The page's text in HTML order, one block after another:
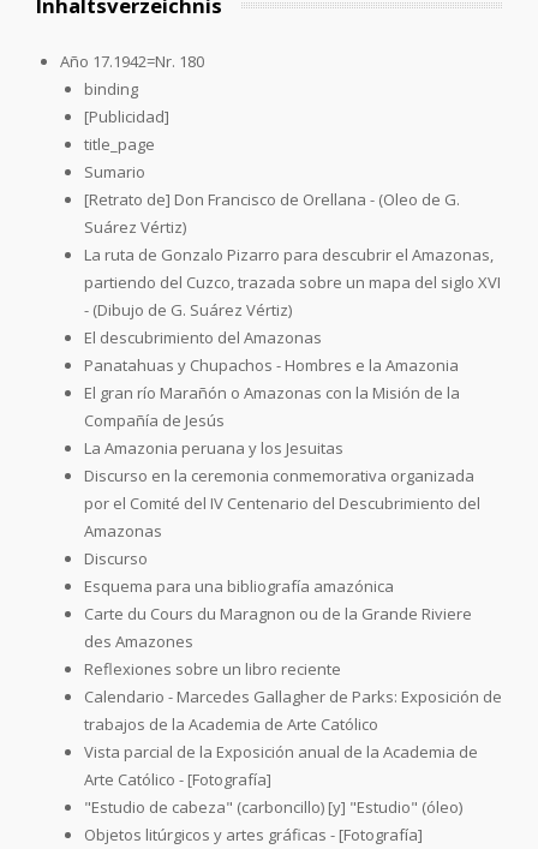
Año 17.1942=Nr. 180
binding
[Publicidad]
title_page
Sumario
[Retrato de] Don Francisco de Orellana - (Oleo de G.
Suárez Vértiz)
La ruta de Gonzalo Pizarro para descubrir el Amazonas,
partiendo del Cuzco, trazada sobre un mapa del siglo XVI
- (Dibujo de G. Suárez Vértiz)
El descubrimiento del Amazonas
Panatahuas y Chupachos - Hombres e la Amazonia
El gran río Marañón o Amazonas con la Misión de la
Compañía de Jesús
La Amazonia peruana y los Jesuitas
Discurso en la ceremonia conmemorativa organizada
por el Comité del IV Centenario del Descubrimiento del
Amazonas
Discurso
Esquema para una bibliografía amazónica
Carte du Cours du Maragnon ou de la Grande Riviere
des Amazones
Reflexiones sobre un libro reciente
Calendario - Marcedes Gallagher de Parks: Exposición de
trabajos de la Academia de Arte Católico
Vista parcial de la Exposición anual de la Academia de
Arte Católico - [Fotografía]
"Estudio de cabeza" (carboncillo) [y] "Estudio" (óleo)
Objetos litúrgicos y artes gráficas - [Fotografía]